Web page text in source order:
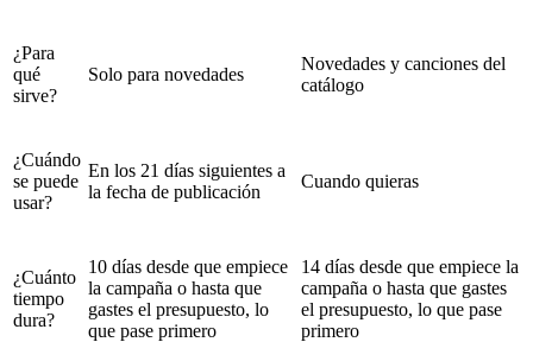
¿Para
qué
sirve?
Solo para novedades
Novedades y canciones del
catálogo
¿Cuándo
se puede
usar?
En los 21 días siguientes a
la fecha de publicación
Cuando quieras
¿Cuánto
tiempo
dura?
10 días desde que empiece
la campaña o hasta que
gastes el presupuesto, lo
que pase primero
14 días desde que empiece la
campaña o hasta que gastes
el presupuesto, lo que pase
primero